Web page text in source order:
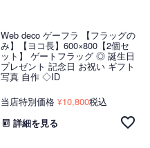
Web deco ゲーフラ 【フラッグの
み】【ヨコ長】600×800【2個セ
ット】 ゲートフラッグ ◎ 誕生日
プレゼント 記念日 お祝い ギフト
写真 自作 ◇ID
当店特別価格 ¥10,800税込
詳細を見る